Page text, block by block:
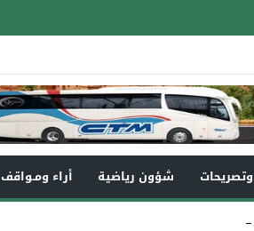
شؤون رياضية أراء ومـواقف